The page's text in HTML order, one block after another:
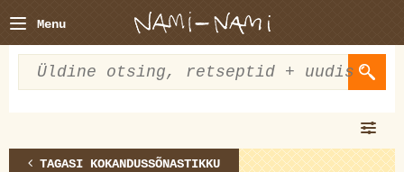
Menu
TAGASI KOKANDUSSÕNASTIKKU